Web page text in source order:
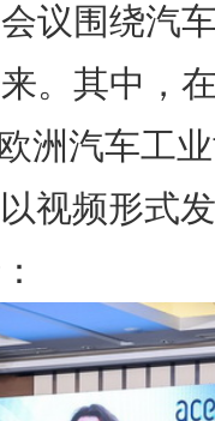
议围绕汽
。其中，
洲汽车工
以视频形式